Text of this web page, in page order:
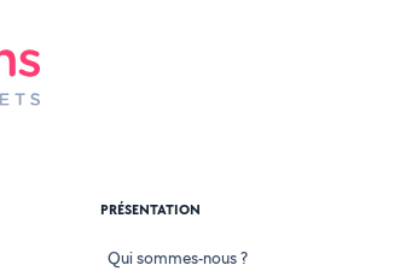
PRÉSENTATION
Qui sommes-nous ?